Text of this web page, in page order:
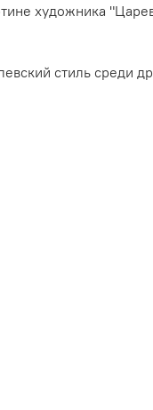
художника
стиль среди